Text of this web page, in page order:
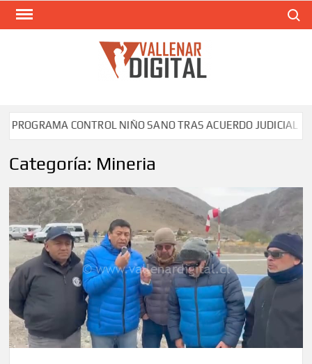
Saltar
CONTROL NIÑO SANO TRAS ACUERDO JUDICIAL ENTRE
Categoría: Mineria